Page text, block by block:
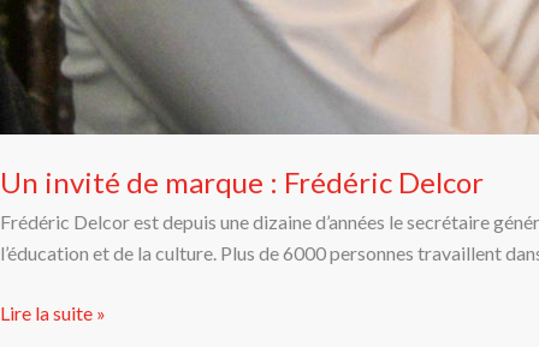
Un invité de marque : Frédéric Delcor
Frédéric Delcor est depuis une dizaine d’années le secrétaire
l’éducation et de la culture. Plus de 6000 personnes travaillent
Lire la suite »